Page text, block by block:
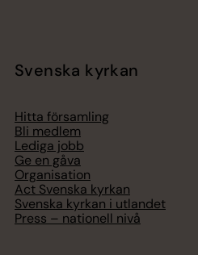
Svenska kyrkan
Hitta församling
Bli medlem
Lediga jobb
Ge en gåva
Organisation
Act Svenska kyrkan
Svenska kyrkan i utlandet
Press – nationell nivå